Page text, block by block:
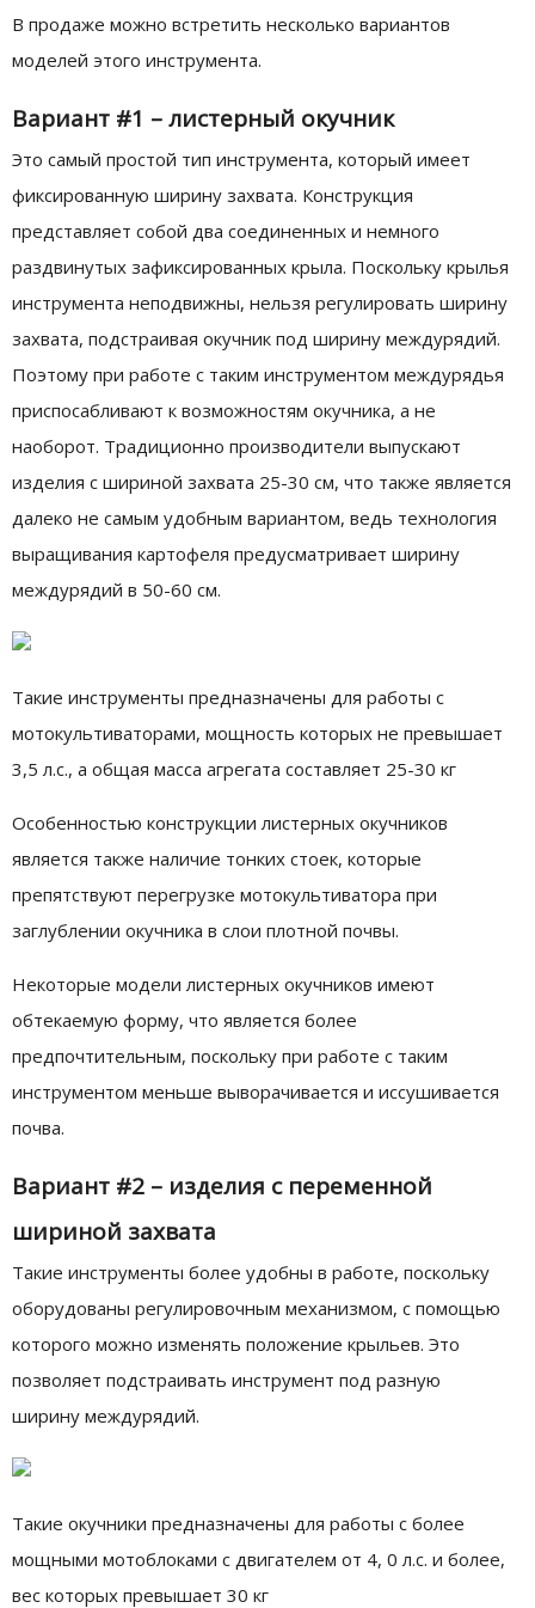
В продаже можно встретить несколько вариантов
моделей этого инструмента.
Вариант #1 – листерный окучник
Это самый простой тип инструмента, который имеет
фиксированную ширину захвата. Конструкция
представляет собой два соединенных и немного
раздвинутых зафиксированных крыла. Поскольку крылья
инструмента неподвижны, нельзя регулировать ширину
захвата, подстраивая окучник под ширину междурядий.
Поэтому при работе с таким инструментом междурядья
приспосабливают к возможностям окучника, а не
наоборот. Традиционно производители выпускают
изделия с шириной захвата 25-30 см, что также является
далеко не самым удобным вариантом, ведь технология
выращивания картофеля предусматривает ширину
междурядий в 50-60 см.
Такие инструменты предназначены для работы с
мотокультиваторами, мощность которых не превышает
3,5 л.с., а общая масса агрегата составляет 25-30 кг
Особенностью конструкции листерных окучников
является также наличие тонких стоек, которые
препятствуют перегрузке мотокультиватора при
заглублении окучника в слои плотной почвы.
Некоторые модели листерных окучников имеют
обтекаемую форму, что является более
предпочтительным, поскольку при работе с таким
инструментом меньше выворачивается и иссушивается
почва.
Вариант #2 – изделия с переменной
шириной захвата
Такие инструменты более удобны в работе, поскольку
оборудованы регулировочным механизмом, с помощью
которого можно изменять положение крыльев. Это
позволяет подстраивать инструмент под разную
ширину междурядий.
Такие окучники предназначены для работы с более
мощными мотоблоками с двигателем от 4, 0 л.с. и более,
вес которых превышает 30 кг